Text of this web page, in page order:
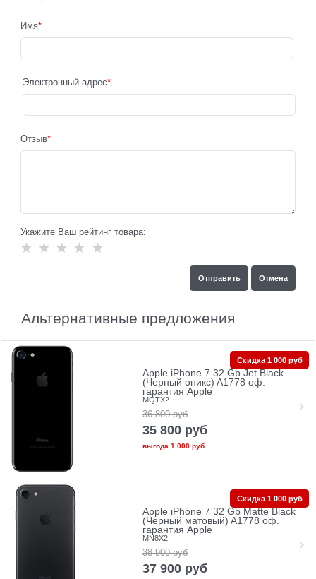
Имя
Электронный адрес
Отзыв
Укажите Ваш рейтинг товара:
Альтернативные предложения
Apple iPhone 7 32 Gb Jet Black
(Черный оникс) A1778 оф.
гарантия Apple
MQTX2
36 800 руб
35 800 руб
выгода 1 000 руб
Скидка 1 000 руб
Apple iPhone 7 32 Gb Matte Black
(Черный матовый) A1778 оф.
гарантия Apple
MN8X2
38 900 руб
37 900 руб
Скидка 1 000 руб